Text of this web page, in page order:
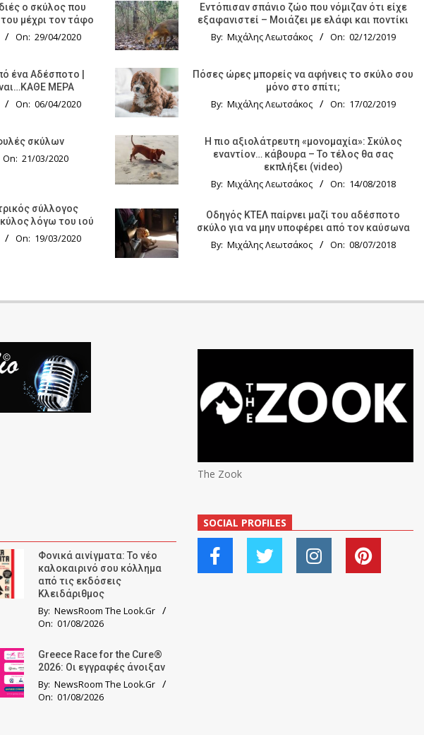
ο σκύλος που
μέχρι τον τάφο
On: 29/04/2020
ένα Αδέσποτο |
ΜΕΡΑ
On: 06/04/2020
σκύλων
On: 21/03/2020
σύλλογος
λόγω του ιού
On: 19/03/2020
Εντόπισαν σπάνιο ζώο που νόμιζαν ότι είχε
εξαφανιστεί – Μοιάζει με ελάφι και ποντίκι
By: Μιχάλης Λεωτσάκος On: 02/12/2019
Πόσες ώρες μπορείς να αφήνεις το σκύλο σου
μόνο στο σπίτι;
By: Μιχάλης Λεωτσάκος On: 17/02/2019
Η πιο αξιολάτρευτη «μονομαχία»: Σκύλος
εναντίον… κάβουρα – Το τέλος θα σας
εκπλήξει (video)
By: Μιχάλης Λεωτσάκος On: 14/08/2018
Οδηγός KTΕΛ παίρνει μαζί του αδέσποτο
σκύλο για να μην υποφέρει από τον καύσωνα
By: Μιχάλης Λεωτσάκος On: 08/07/2018
Φονικά αινίγματα: Το νέο
καλοκαιρινό σου κόλλημα
από τις εκδόσεις
Κλειδάριθμος
By: NewsRoom The Look.Gr
On: 01/08/2026
Greece Race for the Cure®
2026: Οι εγγραφές άνοιξαν
By: NewsRoom The Look.Gr
On: 01/08/2026
The Zook
SOCIAL PROFILES